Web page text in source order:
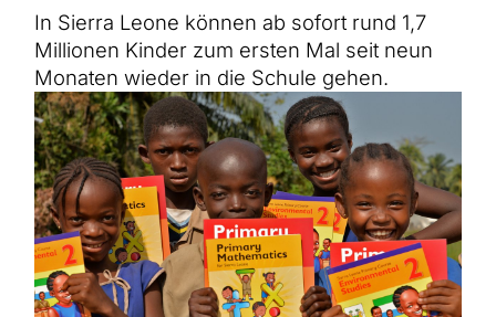
Testament und Legat
Philanthropie
Unternehmenskooperationen
Erdbeben Venezuela
Hilfe für Ukraine
Hilfe für Sudan
Hilfe für Afghanistan
Alle Nothilfe-Projekte
Jahresbericht und Finanzen
Afrika
Asien
Lateinamerika
Naher Osten und Europa
In Sierra Leone können ab sofort rund 1,7
Millionen Kinder zum ersten Mal seit neun
Monaten wieder in die Schule gehen.